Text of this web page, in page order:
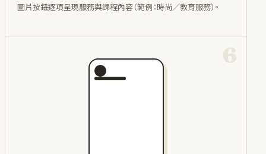
圖片按鈕逐項呈現服務與課程內容（範例：時尚／教育服務）。
6